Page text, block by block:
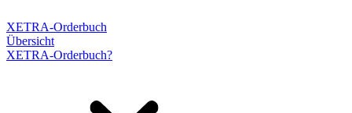
XETRA-Orderbuch
Übersicht
XETRA-Orderbuch?